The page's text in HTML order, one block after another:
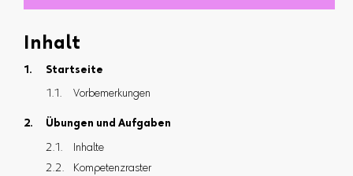
Inhalt
Startseite
Vorbemerkungen
Übungen und Aufgaben
Inhalte
Kompetenzraster